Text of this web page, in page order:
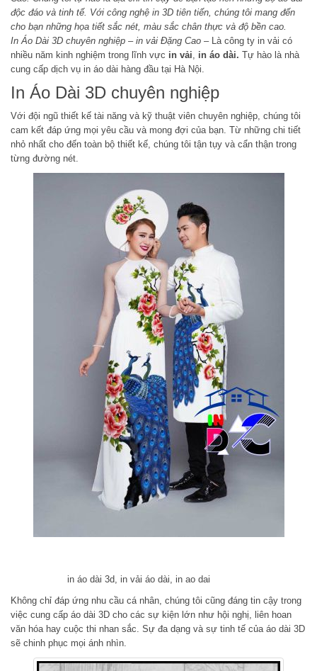
độc đáo và tinh tế. Với công nghệ in 3D tiên tiến, chúng tôi mang đến
cho bạn những họa tiết sắc nét, màu sắc chân thực và độ bền cao.
In Áo Dài 3D chuyên nghiệp – in vải Đặng Cao – Là công ty in vải có
nhiều năm kinh nghiệm trong lĩnh vực in vải in áo dài. Tự hào là nhà
cung cấp dịch vụ in áo dài hàng đầu tại Hà Nội.
In Áo Dài 3D chuyên nghiệp
Với đội ngũ thiết kế tài năng và kỹ thuật viên chuyên nghiệp, chúng tôi
cam kết đáp ứng mọi yêu cầu và mong đợi của bạn. Từ những chi tiết
nhỏ nhất cho đến toàn bộ thiết kế, chúng tôi tận tụy và cẩn thận trong
từng đường nét.
in áo dài 3d, in vải áo dài, in ao dai
Không chỉ đáp ứng nhu cầu cá nhân, chúng tôi cũng đáng tin cậy trong
việc cung cấp áo dài 3D cho các sự kiện lớn như hội nghị, liên hoan
văn hóa hay cuộc thi nhan sắc. Sự đa dạng và sự tinh tế của áo dài 3D
sẽ chinh phục mọi ánh nhìn.